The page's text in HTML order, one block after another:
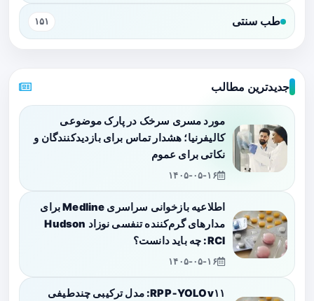
طب سنتی ۱۵۱
جدیدترین مطالب
مورد مسری سرخک در پارک موضوعی
کالیفرنیا؛ هشدار تماس برای بازدیدکنندگان و
نکاتی برای عموم
۱۴۰۵-۰۵-۱۶
اطلاعیه بازخوانی سراسری Medline برای
مدارهای گرم‌کننده تنفسی نوزاد Hudson
RCI: چه باید دانست؟
۱۴۰۵-۰۵-۱۶
RPP‑YOLOv۱۱: مدل ترکیبی چندطیفی